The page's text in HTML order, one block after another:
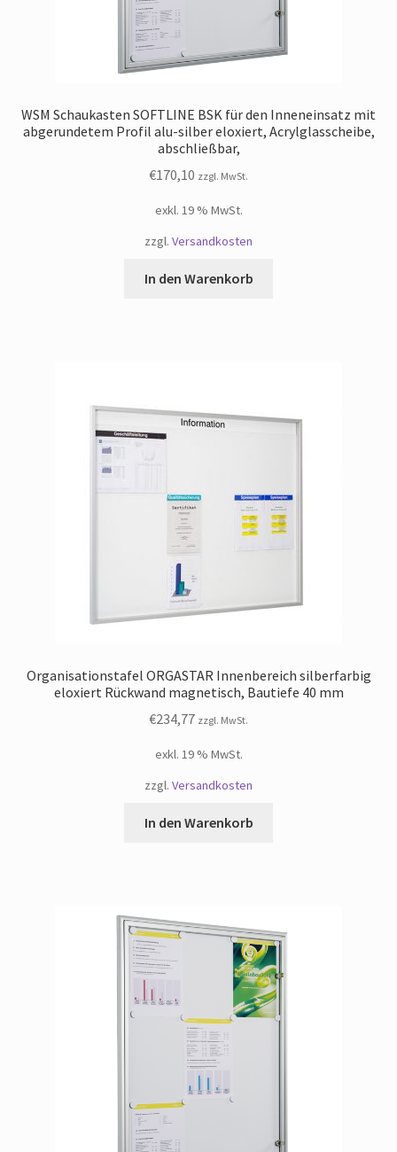
WSM Schaukasten SOFTLINE BSK für den Inneneinsatz mit
abgerundetem Profil alu-silber eloxiert, Acrylglasscheibe,
abschließbar,
€170,10 zzgl. MwSt.
exkl. 19 % MwSt.
zzgl. Versandkosten
In den Warenkorb
Organisationstafel ORGASTAR Innenbereich silberfarbig
eloxiert Rückwand magnetisch, Bautiefe 40 mm
€234,77 zzgl. MwSt.
exkl. 19 % MwSt.
zzgl. Versandkosten
In den Warenkorb